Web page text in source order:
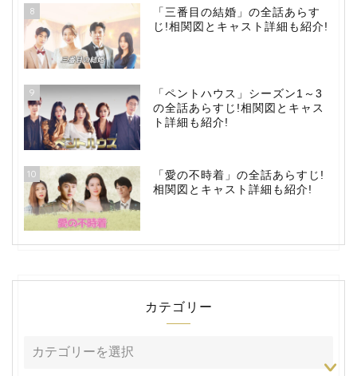
8
「三番目の結婚」の全話あらす
じ!相関図とキャスト詳細も紹介!
9
「ペントハウス」シーズン1～3
の全話あらすじ!相関図とキャス
ト詳細も紹介!
10
「愛の不時着」の全話あらすじ!
相関図とキャスト詳細も紹介!
カテゴリー